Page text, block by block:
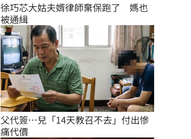
徐巧芯大姑夫婿律師棄保跑了　媽也
被通緝
父代簽…兒「14天教召不去」付出慘
痛代價